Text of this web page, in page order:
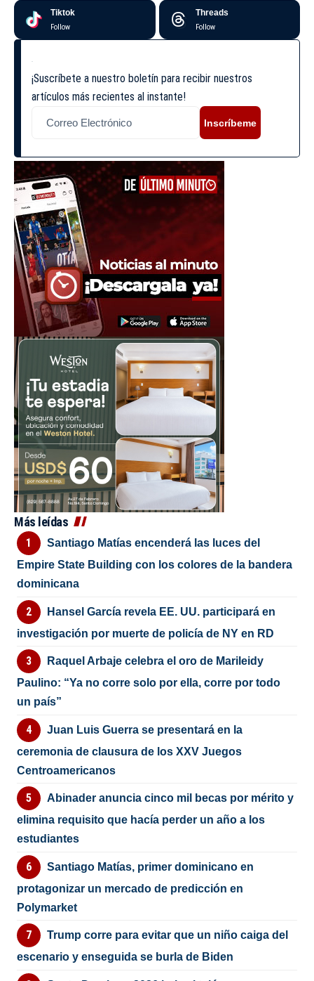
Tiktok
Follow
Threads
Follow
¡Suscríbete a nuestro boletín para recibir nuestros
artículos más recientes al instante!
Inscríbeme
Más leídas
Santiago Matías encenderá las luces del
Empire State Building con los colores de la bandera
dominicana
Hansel García revela EE. UU. participará en
investigación por muerte de policía de NY en RD
Raquel Arbaje celebra el oro de Marileidy
Paulino: “Ya no corre solo por ella, corre por todo
un país”
Juan Luis Guerra se presentará en la
ceremonia de clausura de los XXV Juegos
Centroamericanos
Abinader anuncia cinco mil becas por mérito y
elimina requisito que hacía perder un año a los
estudiantes
Santiago Matías, primer dominicano en
protagonizar un mercado de predicción en
Polymarket
Trump corre para evitar que un niño caiga del
escenario y enseguida se burla de Biden